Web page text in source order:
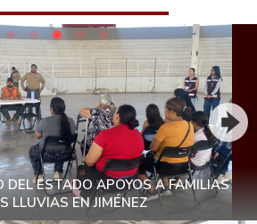
EMPLEO CON VACANTES DE LA
EN DELICIAS